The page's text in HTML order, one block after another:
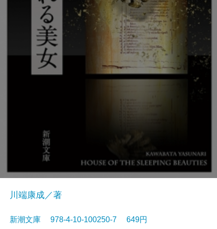
川端康成／著
新潮文庫 978-4-10-100250-7 649円